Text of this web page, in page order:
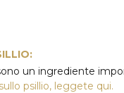
un ingrediente
psillio, leggete qui.